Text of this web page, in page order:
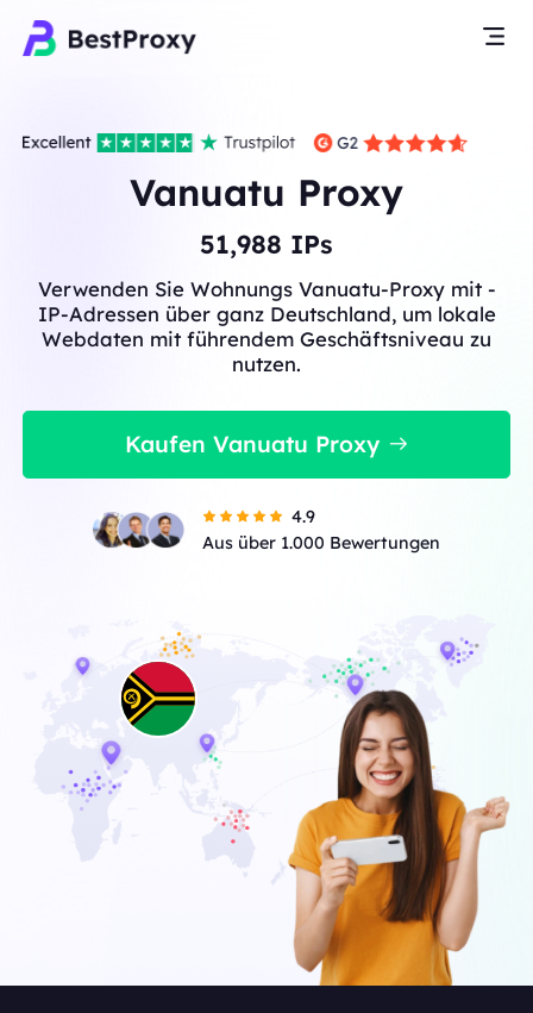
Vanuatu Proxy
51,988 IPs
Verwenden Sie Wohnungs Vanuatu-Proxy mit -
IP-Adressen über ganz Deutschland, um lokale
Webdaten mit führendem Geschäftsniveau zu
nutzen.
Kaufen Vanuatu Proxy
4.9
Aus über 1.000 Bewertungen